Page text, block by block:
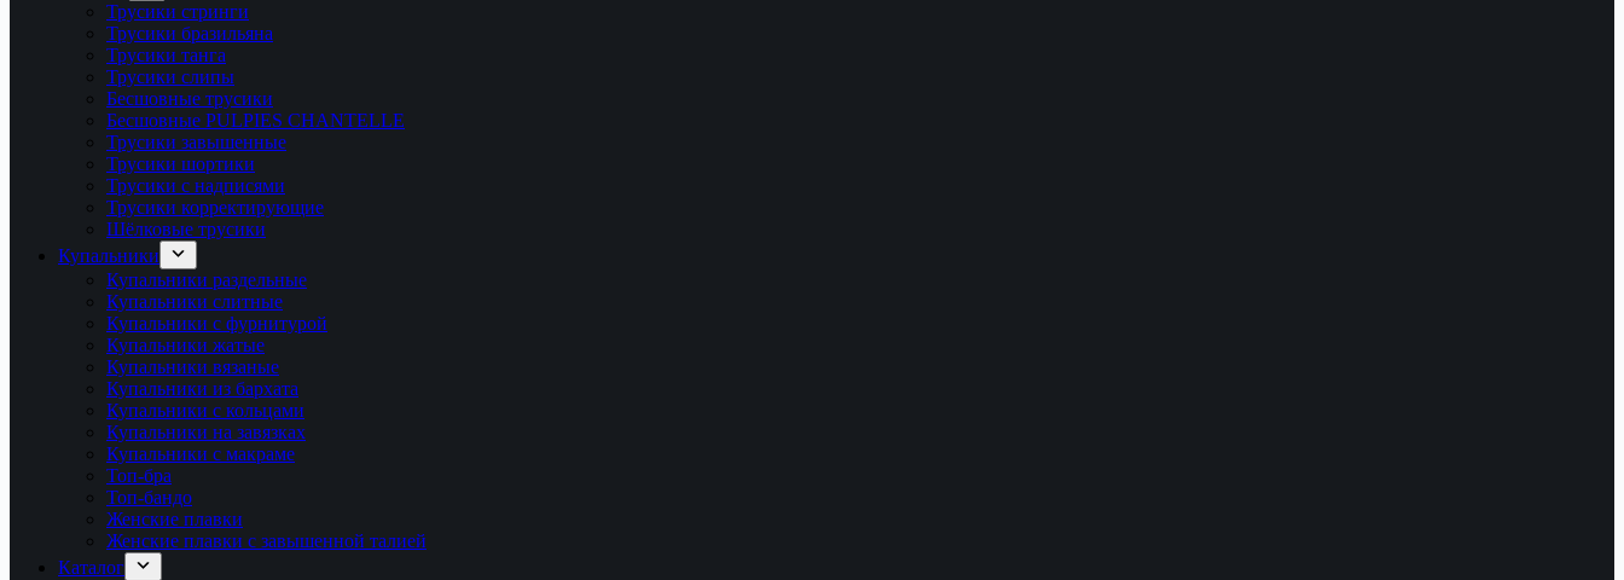
Трусики стринги
Трусики бразильяна
Трусики танга
Трусики слипы
Бесшовные трусики
Бесшовные PULPIES CHANTELLE
Трусики завышенные
Трусики шортики
Трусики с надписями
Трусики корректирующие
Шёлковые трусики
Купальники
Купальники раздельные
Купальники слитные
Купальники с фурнитурой
Купальники жатые
Купальники вязаные
Купальники из бархата
Купальники с кольцами
Купальники на завязках
Купальники с макраме
Топ-бра
Топ-бандо
Женские плавки
Женские плавки с завышенной талией
Каталог